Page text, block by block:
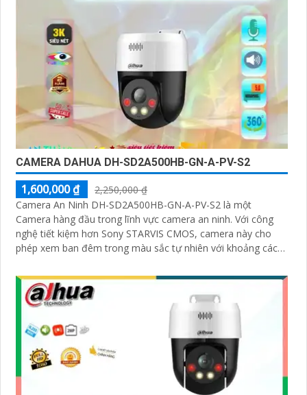
CAMERA DAHUA DH-SD2A500HB-GN-A-PV-S2
1,600,000 ₫
2,250,000 ₫
Camera An Ninh DH-SD2A500HB-GN-A-PV-S2 là một
Camera hàng đầu trong lĩnh vực camera an ninh. Với công
nghệ tiết kiệm hơn Sony STARVIS CMOS, camera này cho
phép xem ban đêm trong màu sắc tự nhiên với khoảng cách